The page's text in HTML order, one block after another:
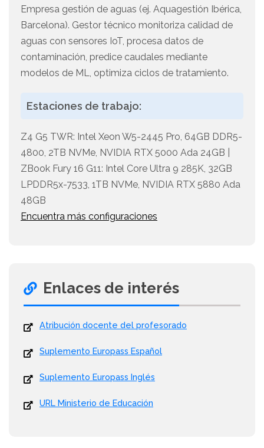
Empresa gestión de aguas (ej. Aquagestión Ibérica,
Barcelona). Gestor técnico monitoriza calidad de
aguas con sensores IoT, procesa datos de
contaminación, predice caudales mediante
modelos de ML, optimiza ciclos de tratamiento.
Estaciones de trabajo:
Z4 G5 TWR: Intel Xeon W5-2445 Pro, 64GB DDR5-
4800, 2TB NVMe, NVIDIA RTX 5000 Ada 24GB |
ZBook Fury 16 G11: Intel Core Ultra 9 285K, 32GB
LPDDR5x-7533, 1TB NVMe, NVIDIA RTX 5880 Ada
48GB
Encuentra más configuraciones
Enlaces de interés
Atribución docente del profesorado
Suplemento Europass Español
Suplemento Europass Inglés
URL Ministerio de Educación